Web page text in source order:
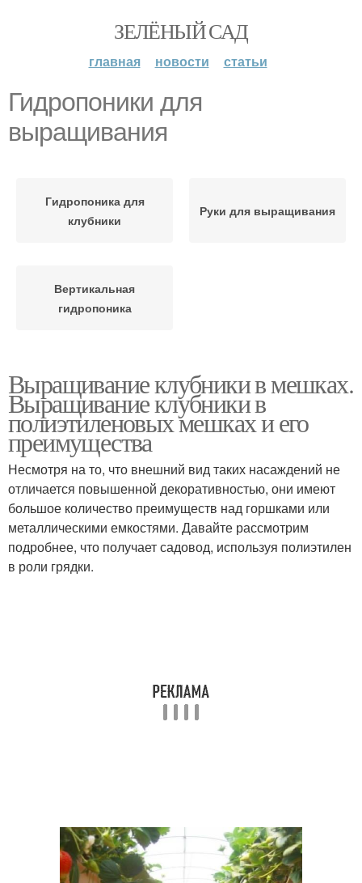
ЗЕЛЁНЫЙ САД
главная новости статьи
Гидропоники для
выращивания
Гидропоника для
клубники
Руки для выращивания
Вертикальная
гидропоника
Выращивание клубники в мешках.
Выращивание клубники в
полиэтиленовых мешках и его
преимущества
Несмотря на то, что внешний вид таких насаждений не
отличается повышенной декоративностью, они имеют
большое количество преимуществ над горшками или
металлическими емкостями. Давайте рассмотрим
подробнее, что получает садовод, используя полиэтилен
в роли грядки.